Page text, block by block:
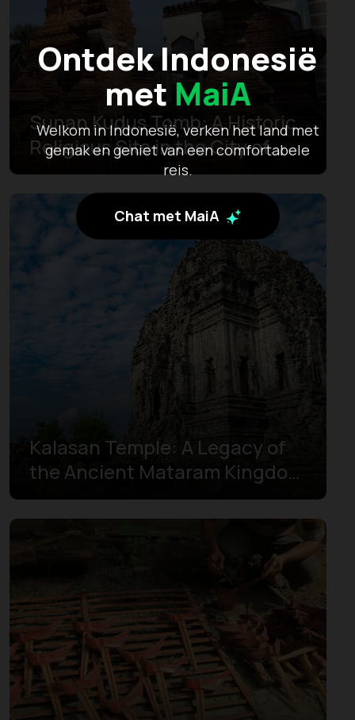
Ontdek Indonesië
met MaiA
Welkom in Indonesië, verken het land met
gemak en geniet van een comfortabele
reis.
Chat met MaiA
Sunan Kudus Tomb: A Historic
Religious Site in the City of
Ciggaretes
Kalasan Temple: A Legacy of
the Ancient Mataram Kingdom
in Yogyakarta